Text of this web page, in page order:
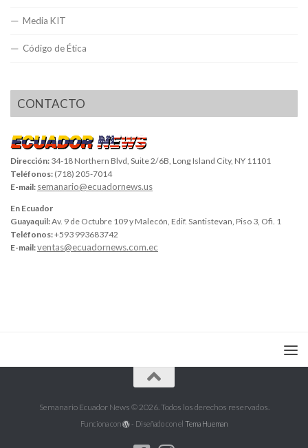
Media KIT
Código de Ética
CONTACTO
Dirección: 34-18 Northern Blvd, Suite 2/6B, Long Island City, NY 11101
Teléfonos: (718) 205-7014
E-mail: semanario@ecuadornews.us
En Ecuador
Guayaquil:Av. 9 de Octubre 109 y Malecón, Edif. Santistevan, Piso 3, Ofi. 1
Teléfonos:+593 993683742
E-mail:ventas@ecuadornews.com.ec
Semanario Ecuador News © 2026. Todos los derechos reservados.
Funciona con - Diseñado con el Tema Hueman